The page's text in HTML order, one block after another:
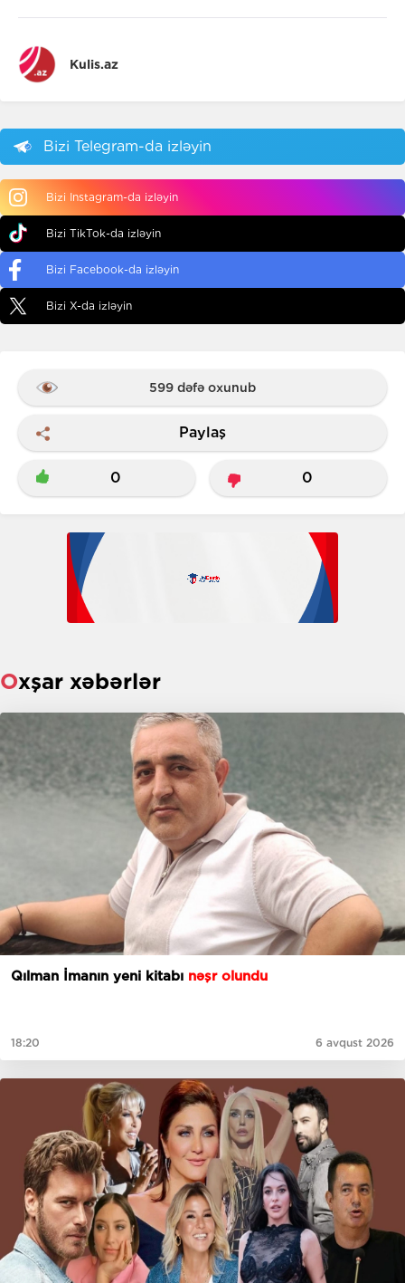
Kulis.az
Bizi Telegram-da izləyin
Bizi Instagram-da izləyin
Bizi TikTok-da izləyin
Bizi Facebook-da izləyin
Bizi X-da izləyin
599 dəfə oxunub
Paylaş
0 0
Oxşar xəbərlər
Qılman İmanın yeni kitabı nəşr olundu
18:20 6 avqust 2026